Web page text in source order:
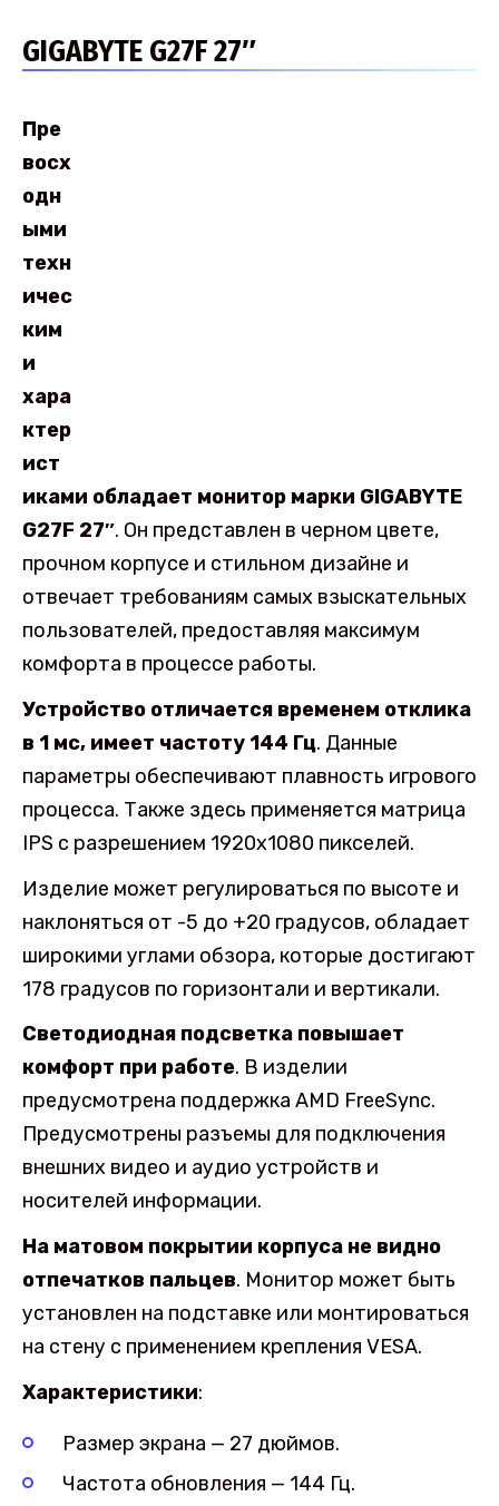
GIGABYTE G27F 27″
Пре
восх
одн
ыми
техн
ичес
ким
и
хара
ктер
ист
иками обладает монитор марки GIGABYTE
G27F 27″. Он представлен в черном цвете,
прочном корпусе и стильном дизайне и
отвечает требованиям самых взыскательных
пользователей, предоставляя максимум
комфорта в процессе работы.
Устройство отличается временем отклика
в 1 мс, имеет частоту 144 Гц. Данные
параметры обеспечивают плавность игрового
процесса. Также здесь применяется матрица
IPS с разрешением 1920х1080 пикселей.
Изделие может регулироваться по высоте и
наклоняться от -5 до +20 градусов, обладает
широкими углами обзора, которые достигают
178 градусов по горизонтали и вертикали.
Светодиодная подсветка повышает
комфорт при работе. В изделии
предусмотрена поддержка AMD FreeSync.
Предусмотрены разъемы для подключения
внешних видео и аудио устройств и
носителей информации.
На матовом покрытии корпуса не видно
отпечатков пальцев. Монитор может быть
установлен на подставке или монтироваться
на стену с применением крепления VESA.
Характеристики:
Размер экрана — 27 дюймов.
Частота обновления — 144 Гц.